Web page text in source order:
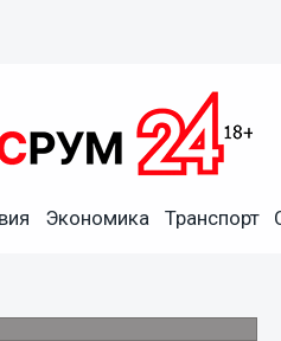
Экономика Транспорт